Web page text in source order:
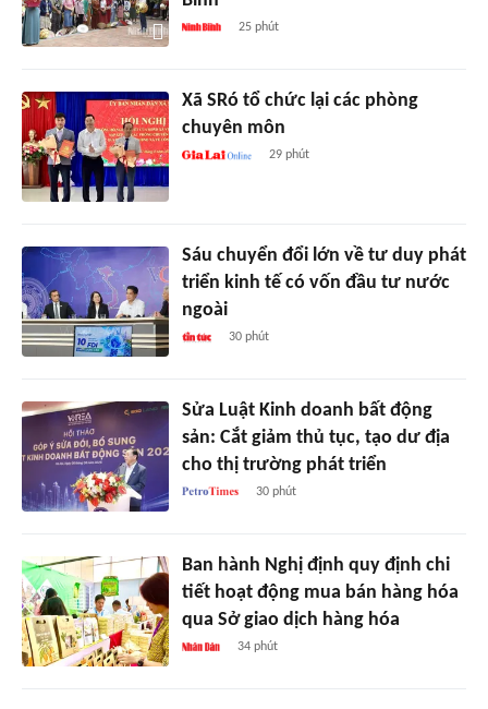
25 phút
Xã SRó tổ chức lại các phòng
chuyên môn
29 phút
Sáu chuyển đổi lớn về tư duy phát
triển kinh tế có vốn đầu tư nước
ngoài
30 phút
Sửa Luật Kinh doanh bất động
sản: Cắt giảm thủ tục, tạo dư địa
cho thị trường phát triển
30 phút
Ban hành Nghị định quy định chi
tiết hoạt động mua bán hàng hóa
qua Sở giao dịch hàng hóa
34 phút